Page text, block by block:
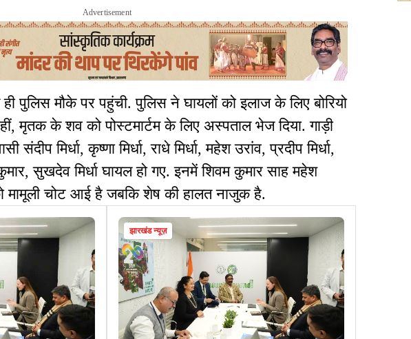
Advertisement
पुलिस मौके पर पहुंची. पुलिस ने घायलों को इलाज के लिए बोरियो
मृतक के शव को पोस्टमार्टम के लिए अस्पताल भेज दिया. गाड़ी
संदीप मिर्धा, कृष्णा मिर्धा, राधे मिर्धा, महेश उरांव, प्रदीप मिर्धा,
सुखदेव मिर्धा घायल हो गए. इनमें शिवम कुमार साह महेश
मामूली चोट आई है जबकि शेष की हालत नाजुक है.
झारखंड न्यूज़